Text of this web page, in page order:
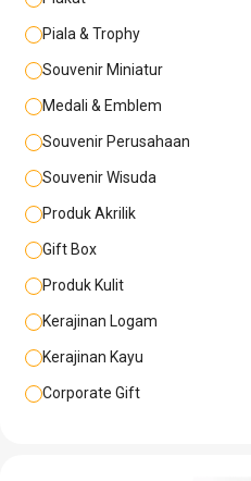
Piala & Trophy
Souvenir Miniatur
Medali & Emblem
Souvenir Perusahaan
Souvenir Wisuda
Produk Akrilik
Gift Box
Produk Kulit
Kerajinan Logam
Kerajinan Kayu
Corporate Gift